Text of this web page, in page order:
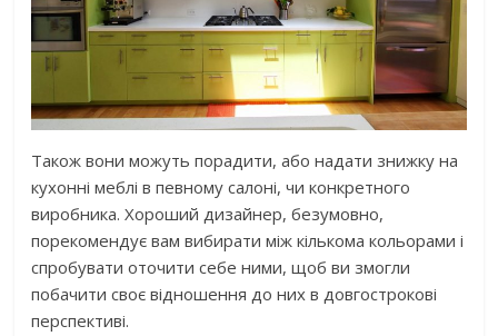
Також вони можуть порадити, або надати знижку на
кухонні меблі в певному салоні, чи конкретного
виробника. Хороший дизайнер, безумовно,
порекомендує вам вибирати між кількома кольорами і
спробувати оточити себе ними, щоб ви змогли
побачити своє відношення до них в довгострокові
перспективі.